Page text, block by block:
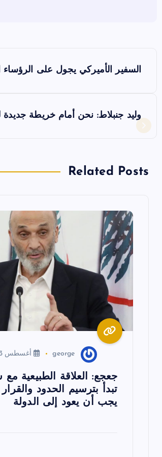
فّ
السفير الأميركي يجول على الرؤساء
وليد جنبلاط: نحن أمام خريطة جديدة
Related Posts
george أغسطس 3, 2026
جعجع: العلاقة الطبيعية مع
تبدأ بترسيم الحدود والقرار
يجب أن يعود إلى الدولة